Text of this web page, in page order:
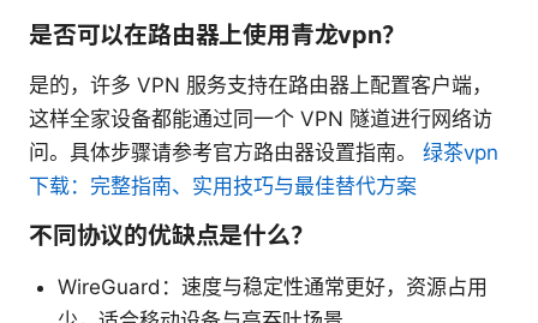
是否可以在路由器上使用青龙vpn？
是的，许多 VPN 服务支持在路由器上配置客户端，
这样全家设备都能通过同一个 VPN 隧道进行网络访
问。具体步骤请参考官方路由器设置指南。 绿茶vpn
下载：完整指南、实用技巧与最佳替代方案
不同协议的优缺点是什么？
WireGuard：速度与稳定性通常更好，资源占用